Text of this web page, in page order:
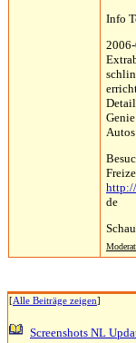
Info
de
[Alle Beiträge zeigen]
Screenshots NL